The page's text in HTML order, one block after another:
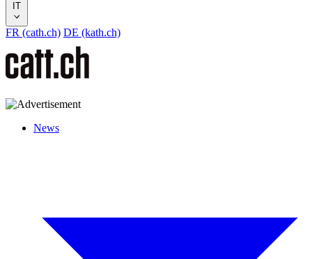
IT
FR (cath.ch) DE (kath.ch)
News